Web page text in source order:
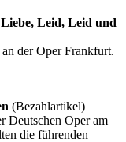
Leid, Leid und
an der Oper Frankfurt.
(Bezahlartikel)
Deutschen Oper am
die führenden